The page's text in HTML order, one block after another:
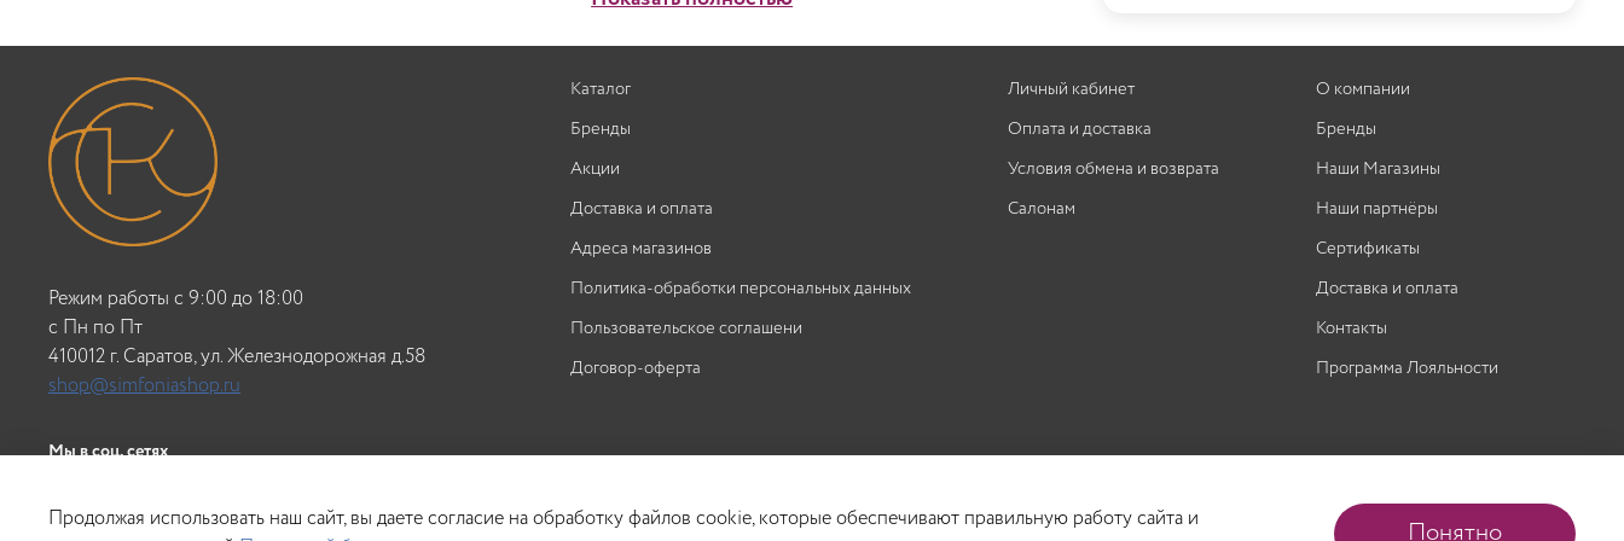
оттенка + 1 часть соответствующего
желаемого косметического оттенка + 1 часть
соответствующего натурального оттенка. Если
количество седины составляет от 60 до 100% -
возьмите 1 часть желаемого косметического
оттенка + 2 часть соответствующего
Рекомендуемый состав смеси 1:1.
Каталог
Бренды
Акции
Доставка и оплата
Адреса магазинов
Политика-обработки персональных данных
Пользовательское соглашени
Договор-оферта
Личный кабинет
Оплата и доставка
Условия обмена и возврата
Салонам
О компании
Бренды
Наши Магазины
Наши партнёры
Сертификаты
Доставка и оплата
Контакты
Программа Лояльности
Режим работы с 9:00 до 18:00
c Пн по Пт
410012 г. Саратов, ул. Железнодорожная д.58
shop@simfoniashop.ru
Мы в соц. сетях
Продолжая использовать наш сайт, вы даете согласие на обработку файлов cookie, которые обеспечивают правильную работу сайта и
Понятно